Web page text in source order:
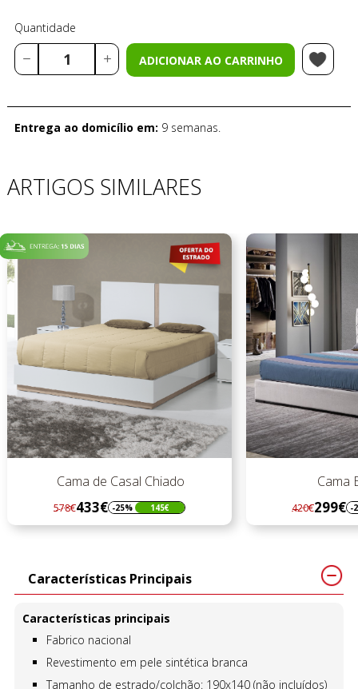
Quantidade
ADICIONAR AO CARRINHO
Entrega ao domicílio em: 9 semanas.
ARTIGOS SIMILARES
Cama de Casal Chiado
Regular
preço
578€433€
Preço -25% 145€
Cama
Regular
preço
420€299€
Preço -
Características Principais
Características principais
Fabrico nacional
Revestimento em pele sintética branca
Tamanho de estrado/colchão: 190x140 (não incluídos)